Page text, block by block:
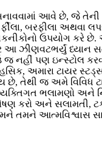
આવે છે, જે
બરફીલા અથવા
ઉપયોગ કરે
ધ્યાન
પણ ઇન્સ્ટોલ
અમારા ટાયર
જ અમે વિવિધ
ભલામણો અને
કરો અને
આત્મવિશ્વાસ